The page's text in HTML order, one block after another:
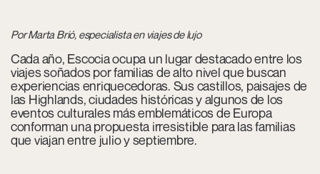
Por Marta Brió, especialista en viajes de lujo
Cada año, Escocia ocupa un lugar destacado entre los
viajes soñados por familias de alto nivel que buscan
experiencias enriquecedoras. Sus castillos, paisajes de
las Highlands, ciudades históricas y algunos de los
eventos culturales más emblemáticos de Europa
conforman una propuesta irresistible para las familias
que viajan entre julio y septiembre.